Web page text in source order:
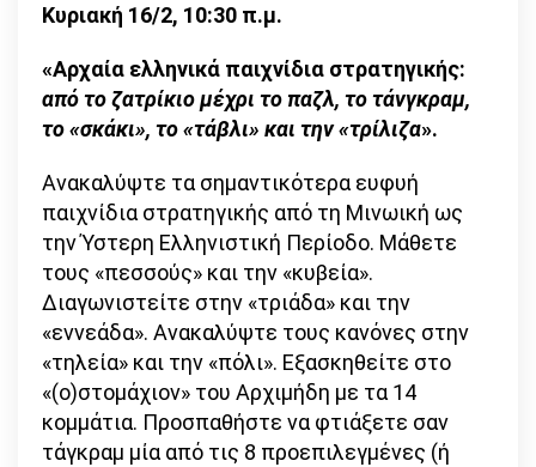
Κυριακή 16/2, 10:30 π.μ.
«Αρχαία ελληνικά παιχνίδια στρατηγικής:
από το ζατρίκιο µέχρι το παζλ, το τάνγκραµ,
το «σκάκι», το «τάβλι» και την «τρίλιζα».
Ανακαλύψτε τα σημαντικότερα ευφυή
παιχνίδια στρατηγικής από τη Μινωική ως
την Ύστερη Ελληνιστική Περίοδο. Μάθετε
τους «πεσσούς» και την «κυβεία».
Διαγωνιστείτε στην «τριάδα» και την
«εννεάδα». Ανακαλύψτε τους κανόνες στην
«τηλεία» και την «πόλι». Εξασκηθείτε στο
«(ο)στοµάχιον» του Αρχιµήδη µε τα 14
κοµµάτια. Προσπαθήστε να φτιάξετε σαν
τάγκραµ µία από τις 8 προεπιλεγµένες (ή